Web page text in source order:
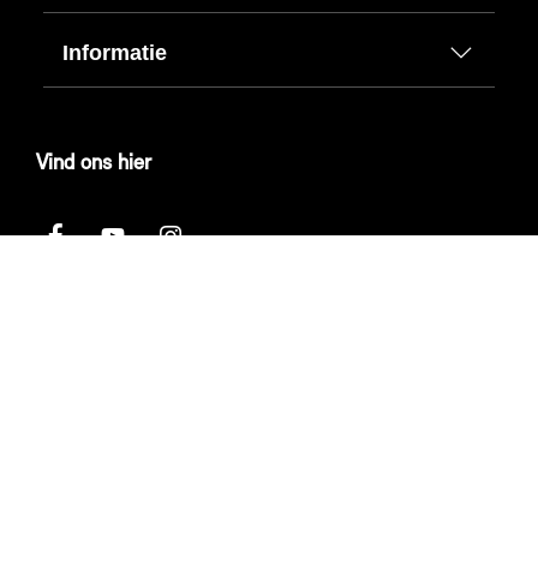
Informatie
Vind ons hier